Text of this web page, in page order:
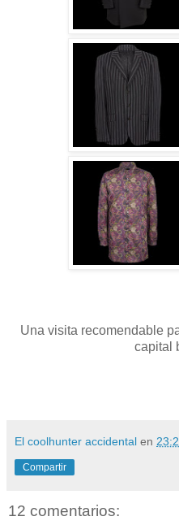
Una visita recomendable
capital
El coolhunter accidental en
Compartir
12 comentarios: